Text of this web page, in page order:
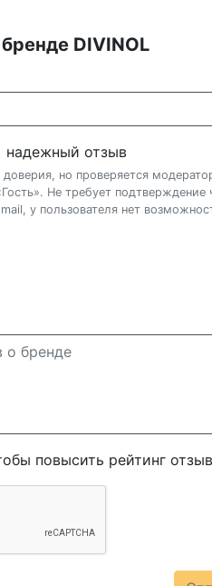
DIVINOL
надежный отзыв
но проверяется
Не требует подтверждение
у пользователя нет
повысить рейтинг